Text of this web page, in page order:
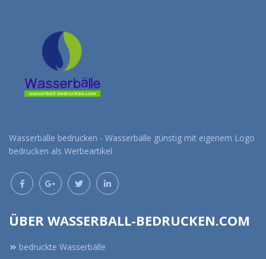
Wasserbälle bedrucken - Wasserbälle günstig mit eigenem Logo
bedrucken als Werbeartikel
ÜBER WASSERBALL-BEDRUCKEN.COM
bedruckte Wasserbälle